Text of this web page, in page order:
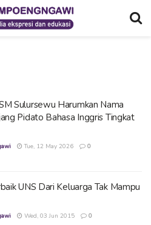
Sulursewu Harumkan Nama
Pidato Bahasa Inggris Tingkat
Tue, 12 May 2026 0
UNS Dari Keluarga Tak Mampu
Wed, 03 Jun 2015 0